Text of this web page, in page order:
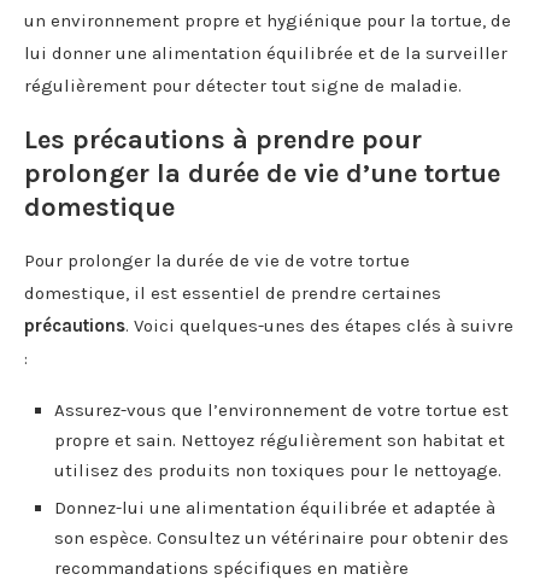
un environnement propre et hygiénique pour la tortue, de
lui donner une alimentation équilibrée et de la surveiller
régulièrement pour détecter tout signe de maladie.
Les précautions à prendre pour
prolonger la durée de vie d’une tortue
domestique
Pour prolonger la durée de vie de votre tortue
domestique, il est essentiel de prendre certaines
précautions. Voici quelques-unes des étapes clés à suivre
:
Assurez-vous que l’environnement de votre tortue est
propre et sain. Nettoyez régulièrement son habitat et
utilisez des produits non toxiques pour le nettoyage.
Donnez-lui une alimentation équilibrée et adaptée à
son espèce. Consultez un vétérinaire pour obtenir des
recommandations spécifiques en matière